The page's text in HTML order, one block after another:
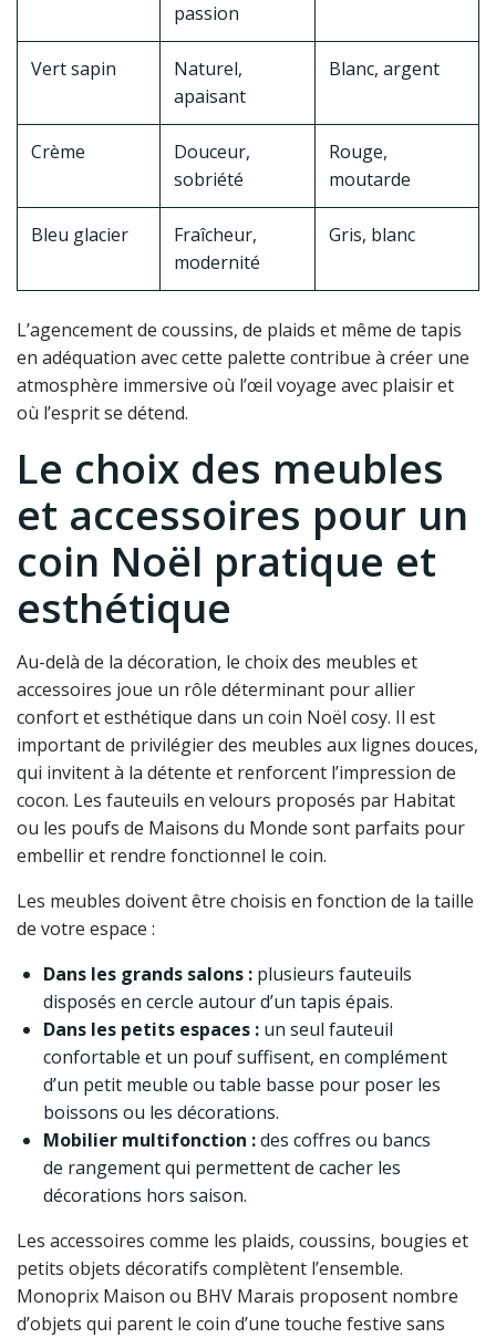
passion
Vert sapin
Naturel,
apaisant
Blanc, argent
Crème
Douceur,
sobriété
Rouge,
moutarde
Bleu glacier
Fraîcheur,
modernité
Gris, blanc
L’agencement de coussins, de plaids et même de tapis
en adéquation avec cette palette contribue à créer une
atmosphère immersive où l’œil voyage avec plaisir et
où l’esprit se détend.
Le choix des meubles
et accessoires pour un
coin Noël pratique et
esthétique
Au-delà de la décoration, le choix des meubles et
accessoires joue un rôle déterminant pour allier
confort et esthétique dans un coin Noël cosy. Il est
important de privilégier des meubles aux lignes douces,
qui invitent à la détente et renforcent l’impression de
cocon. Les fauteuils en velours proposés par Habitat
ou les poufs de Maisons du Monde sont parfaits pour
embellir et rendre fonctionnel le coin.
Les meubles doivent être choisis en fonction de la taille
de votre espace :
Dans les grands salons : plusieurs fauteuils
disposés en cercle autour d’un tapis épais.
Dans les petits espaces : un seul fauteuil
confortable et un pouf suffisent, en complément
d’un petit meuble ou table basse pour poser les
boissons ou les décorations.
Mobilier multifonction :des coffres ou bancs
de rangement qui permettent de cacher les
décorations hors saison.
Les accessoires comme les plaids, coussins, bougies et
petits objets décoratifs complètent l’ensemble.
Monoprix Maison ou BHV Marais proposent nombre
d’objets qui parent le coin d’une touche festive sans